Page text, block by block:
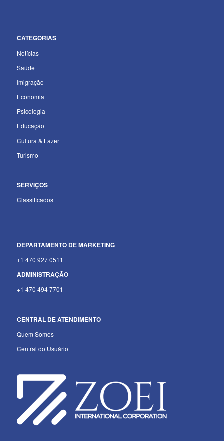
CATEGORIAS
Notícias
Saúde
Imigração
Economia
Psicologia
Educação
Cultura & Lazer
Turismo
SERVIÇOS
Classificados
DEPARTAMENTO DE MARKETING
+1 470 927 0511
ADMINISTRAÇÃO
+1 470 494 7701
CENTRAL DE ATENDIMENTO
Quem Somos
Central do Usuário